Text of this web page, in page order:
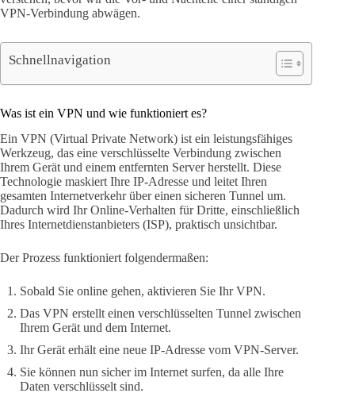
VPN-Verbindung abwägen.
Schnellnavigation
Was ist ein VPN und wie funktioniert es?
Ein VPN (Virtual Private Network) ist ein leistungsfähiges
Werkzeug, das eine verschlüsselte Verbindung zwischen
Ihrem Gerät und einem entfernten Server herstellt. Diese
Technologie maskiert Ihre IP-Adresse und leitet Ihren
gesamten Internetverkehr über einen sicheren Tunnel um.
Dadurch wird Ihr Online-Verhalten für Dritte, einschließlich
Ihres Internetdienstanbieters (ISP), praktisch unsichtbar.
Der Prozess funktioniert folgendermaßen:
Sobald Sie online gehen, aktivieren Sie Ihr VPN.
Das VPN erstellt einen verschlüsselten Tunnel zwischen
Ihrem Gerät und dem Internet.
Ihr Gerät erhält eine neue IP-Adresse vom VPN-Server.
Sie können nun sicher im Internet surfen, da alle Ihre
Daten verschlüsselt sind.